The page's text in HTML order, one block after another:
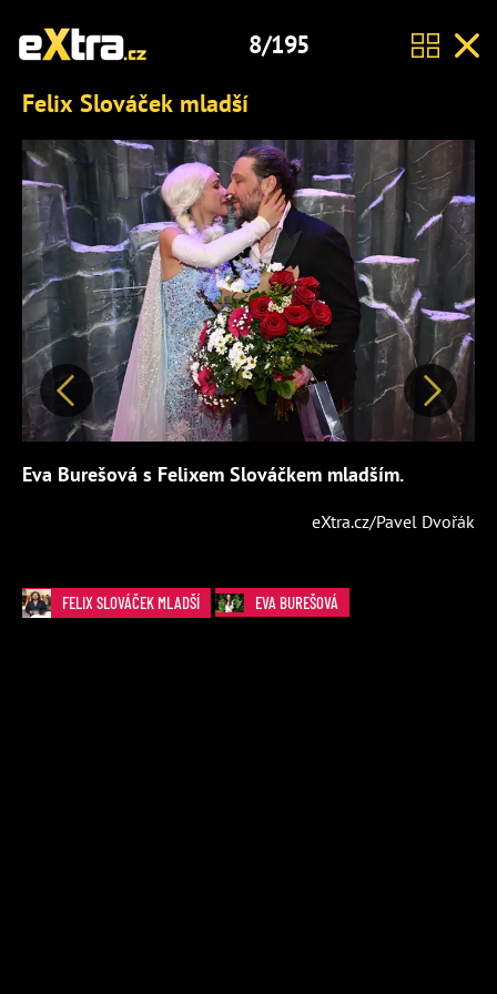
8/195
Felix Slováček mladší
Předchozí Další
Eva Burešová s Felixem Slováčkem mladším.
eXtra.cz/Pavel Dvořák
FELIX SLOVÁČEK MLADŠÍ EVA BUREŠOVÁ